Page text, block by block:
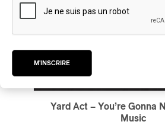
Yard Act – You’re Gonna
Music
M'INSCRIRE